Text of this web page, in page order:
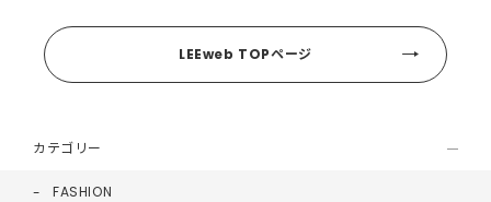
LEEweb TOPページ
カテゴリー
FASHION